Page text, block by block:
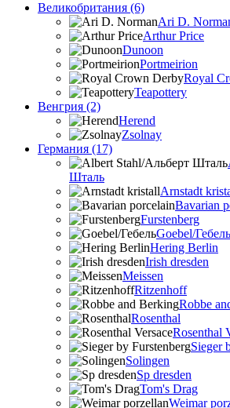
Великобритания (6)
Ari D.
Arthur Price
Dunoon
Portmeirion
Royal
Teapottery
Венгрия (2)
Herend
Zsolnay
Германия (17)
Шталь
Arnstadt
Bavarian
Furstenberg
Goebel/Гебель
Hering Berlin
Irish dresden
Meissen
Ritzenhoff
Robbe
Rosenthal
Rosenthal
Sieger
Solingen
Sp dresden
Tom's Drag
Weimar